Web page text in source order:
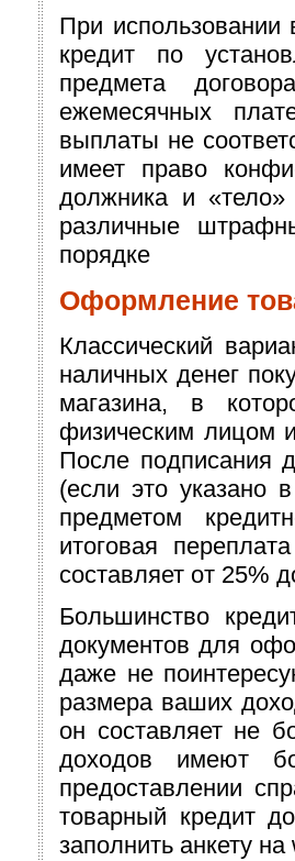
При использовании
кредит по
предмета
ежемесячных
выплаты не
имеет право
должника и
различные
порядке
Оформление
Классический
наличных денег
магазина, в
физическим лицом
После подписания
(если это указано
предметом
итоговая
составляет от 25%
Большинство
документов для
даже не
размера ваших
он составляет не
доходов имеют
предоставлении
товарный кредит
заполнить анкету